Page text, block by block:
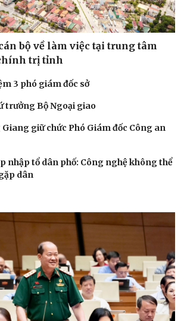
Podcast
Câu chuyện thời sự
Đọc truyện đêm khuya
Cửa sổ tình yêu
Kể chuyện cho bé
Hạt giống tâm hồn
bộ về làm việc tại trung tâm
trị tỉnh
3 phó giám đốc sở
trưởng Bộ Ngoại giao
giữ chức Phó Giám đốc Công an
nhập tổ dân phố: Công nghệ không thể
dân